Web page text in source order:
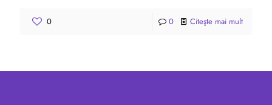
0 0 Citeşte mai mult